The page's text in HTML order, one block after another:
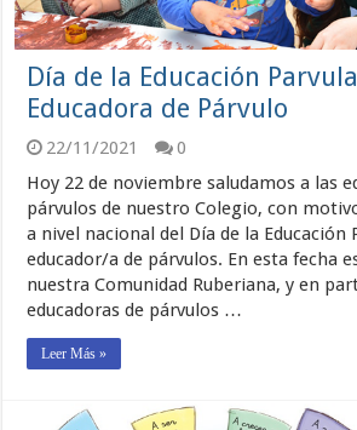
Día de la Educación
Educadora de Párvulo
22/11/2021
0
Hoy 22 de noviembre saludamos a las
párvulos de nuestro Colegio, con
a nivel nacional del Día de la Educación
educador/a de párvulos. En esta fecha
nuestra Comunidad Ruberiana, y en
educadoras de párvulos …
Leer Más »